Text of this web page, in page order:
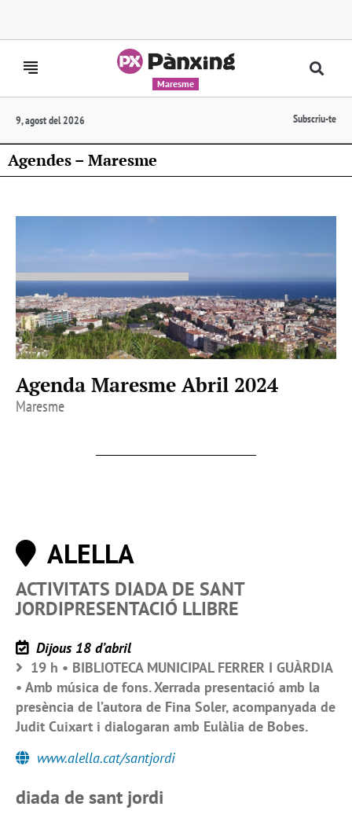
Maresme
9, agost del 2026 Subscriu-te
Agendes – Maresme
Agenda Maresme Abril 2024
Maresme
ALELLA
ACTIVITATS DIADA DE SANT
JORDIPRESENTACIÓ LLIBRE
Dijous 18 d’abril
19 h • BIBLIOTECA MUNICIPAL FERRER I GUÀRDIA
• Amb música de fons. Xerrada presentació amb la
presència de l’autora de Fina Soler, acompanyada de
Judit Cuixart i dialogaran amb Eulàlia de Bobes.
www.alella.cat/santjordi
diada de sant jordi